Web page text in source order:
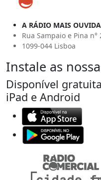
A RÁDIO MAIS
Rua Sampaio e Pina n°
1099-044 Lisboa
Instale as
Disponível
iPad e Android